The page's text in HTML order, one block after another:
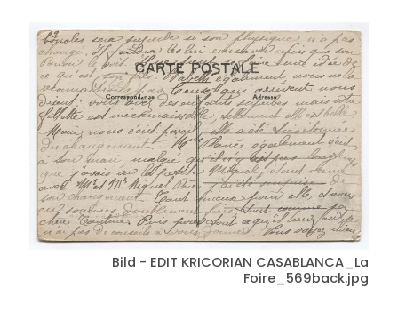
Bild - EDIT KRICORIAN CASABLANCA_La
Foire_569back.jpg